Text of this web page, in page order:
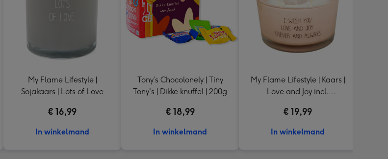
My Flame Lifestyle |
Sojakaars | Lots of Love
€ 16,99
In winkelmand
Tony’s Chocolonely | Tiny
Tony's | Dikke knuffel | 200g
€ 18,99
In winkelmand
My Flame Lifestyle | Kaars |
Love and Joy incl.
€ 19,99
In winkelmand